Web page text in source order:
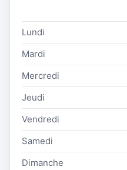
Lundi
Mardi
Mercredi
Jeudi
Vendredi
Samedi
Dimanche